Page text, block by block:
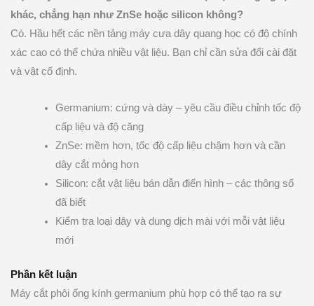
khác, chẳng hạn như ZnSe hoặc silicon không?
Có. Hầu hết các nền tảng máy cưa dây quang học có độ chính
xác cao có thể chứa nhiều vật liệu. Bạn chỉ cần sửa đổi cài đặt
và vật cố định.
Germanium: cứng và dày – yêu cầu điều chỉnh tốc độ
cấp liệu và độ căng
ZnSe: mềm hơn, tốc độ cấp liệu chậm hơn và cần
dây cắt mỏng hơn
Silicon: cắt vật liệu bán dẫn điển hình – các thông số
đã biết
Kiểm tra loại dây và dung dịch mài với mỗi vật liệu
mới
Phần kết luận
Máy cắt phôi ống kính germanium phù hợp có thể tạo ra sự